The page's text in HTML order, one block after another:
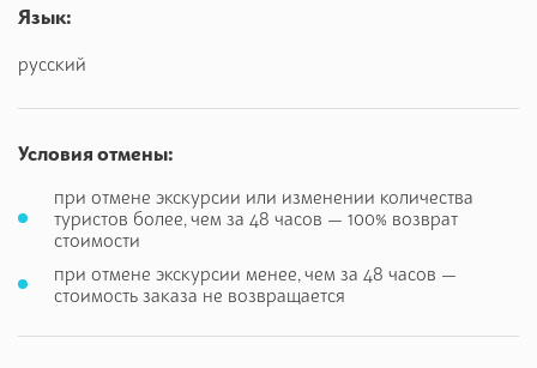
восхитительным местам Флоренции.
Церковь Святого Лаврентия, квартал семьи Медичи: их
колокольня Джотто, Баптистерий и купол Филиппо
Брунелески.
Квартал Данте Алигьери: церковь Святой Маргариты,
где похоронена муза Данте — Беатриче Портинари —
и где произошла их встреча. Место, где находился дом
Язык:
русский
Условия отмены:
при отмене экскурсии или изменении количества
туристов более, чем за 48 часов — 100% возврат
стоимости
при отмене экскурсии менее, чем за 48 часов —
стоимость заказа не возвращается